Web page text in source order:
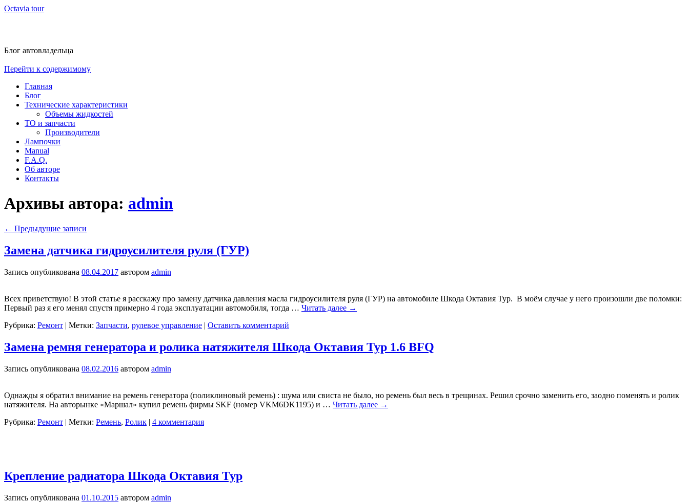
Octavia tour
Блог автовладельца
Перейти к содержимому
Главная
Блог
Технические характеристики
Объемы жидкостей
ТО и запчасти
Производители
Лампочки
Manual
F.A.Q.
Об авторе
Контакты
Архивы автора: admin
← Предыдущие записи
Замена датчика гидроусилителя руля (ГУР)
Запись опубликована 08.04.2017 автором admin
Всех приветствую! В этой статье я расскажу про замену датчика давления масла гидроусилителя руля (ГУР) на автомобиле Шкода Октавия Тур. В моём случае у него произошли две поломки:
Первый раз я его менял спустя примерно 4 года эксплуатации автомобиля, тогда … Читать далее →
Рубрика: Ремонт | Метки: Запчасти, рулевое управление | Оставить комментарий
Замена ремня генератора и ролика натяжителя Шкода Октавия Тур 1.6 BFQ
Запись опубликована 08.02.2016 автором admin
Однажды я обратил внимание на ремень генератора (поликлиновый ремень) : шума или свиста не было, но ремень был весь в трещинах. Решил срочно заменить его, заодно поменять и ролик
натяжителя. На авторынке «Маршал» купил ремень фирмы SKF (номер VKM6DK1195) и … Читать далее →
Рубрика: Ремонт | Метки: Ремень, Ролик | 4 комментария
Крепление радиатора Шкода Октавия Тур
Запись опубликована 01.10.2015 автором admin